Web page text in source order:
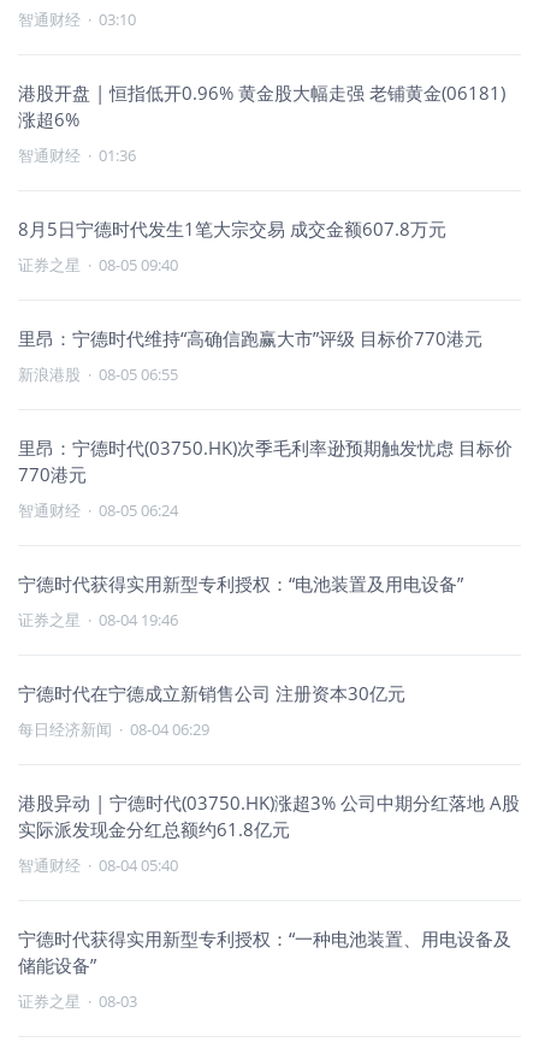
智通财经 · 03:10
港股开盘 | 恒指低开0.96% 黄金股大幅走强 老铺黄金(06181)
涨超6%
智通财经 · 01:36
8月5日宁德时代发生1笔大宗交易 成交金额607.8万元
证券之星 · 08-05 09:40
里昂：宁德时代维持“高确信跑赢大市”评级 目标价770港元
新浪港股 · 08-05 06:55
里昂：宁德时代(03750.HK)次季毛利率逊预期触发忧虑 目标价
770港元
智通财经 · 08-05 06:24
宁德时代获得实用新型专利授权：“电池装置及用电设备”
证券之星 · 08-04 19:46
宁德时代在宁德成立新销售公司 注册资本30亿元
每日经济新闻 · 08-04 06:29
港股异动 | 宁德时代(03750.HK)涨超3% 公司中期分红落地 A股
实际派发现金分红总额约61.8亿元
智通财经 · 08-04 05:40
宁德时代获得实用新型专利授权：“一种电池装置、用电设备及
储能设备”
证券之星 · 08-03